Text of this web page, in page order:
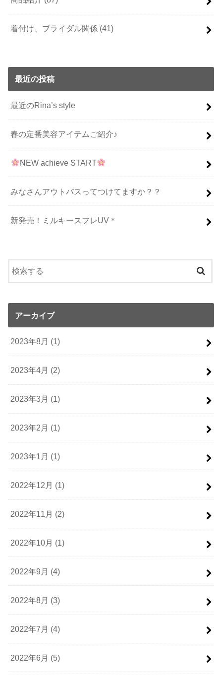
着付け、ブライダル関係 (41)
最近の投稿
最近のRina’s style
春の定番美容アイテムご紹介♪
NEW achieve START
みなさんアウトバスってつけてますか？？
新発売！ミルキースフレUV＊
アーカイブ
2023年8月 (1)
2023年4月 (2)
2023年3月 (1)
2023年2月 (1)
2023年1月 (1)
2022年12月 (1)
2022年11月 (2)
2022年10月 (1)
2022年9月 (4)
2022年8月 (3)
2022年7月 (4)
2022年6月 (5)